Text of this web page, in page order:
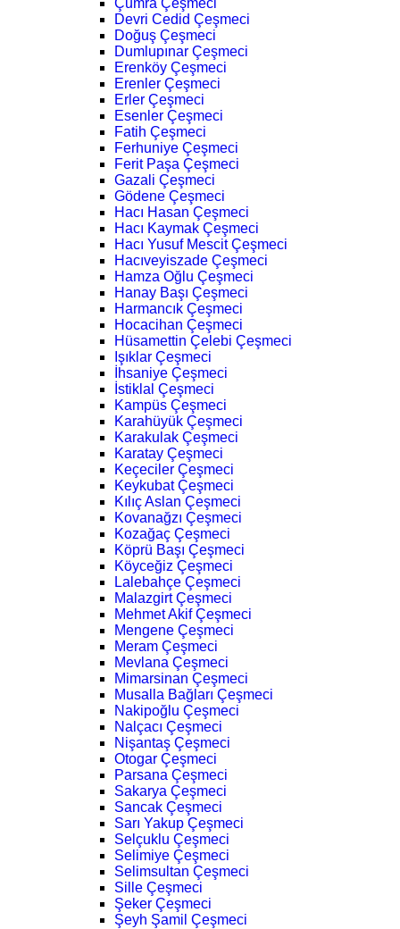
Çumra Çeşmeci
Devri Cedid Çeşmeci
Doğuş Çeşmeci
Dumlupınar Çeşmeci
Erenköy Çeşmeci
Erenler Çeşmeci
Erler Çeşmeci
Esenler Çeşmeci
Fatih Çeşmeci
Ferhuniye Çeşmeci
Ferit Paşa Çeşmeci
Gazali Çeşmeci
Gödene Çeşmeci
Hacı Hasan Çeşmeci
Hacı Kaymak Çeşmeci
Hacı Yusuf Mescit Çeşmeci
Hacıveyiszade Çeşmeci
Hamza Oğlu Çeşmeci
Hanay Başı Çeşmeci
Harmancık Çeşmeci
Hocacihan Çeşmeci
Hüsamettin Çelebi Çeşmeci
Işıklar Çeşmeci
İhsaniye Çeşmeci
İstiklal Çeşmeci
Kampüs Çeşmeci
Karahüyük Çeşmeci
Karakulak Çeşmeci
Karatay Çeşmeci
Keçeciler Çeşmeci
Keykubat Çeşmeci
Kılıç Aslan Çeşmeci
Kovanağzı Çeşmeci
Kozağaç Çeşmeci
Köprü Başı Çeşmeci
Köyceğiz Çeşmeci
Lalebahçe Çeşmeci
Malazgirt Çeşmeci
Mehmet Akif Çeşmeci
Mengene Çeşmeci
Meram Çeşmeci
Mevlana Çeşmeci
Mimarsinan Çeşmeci
Musalla Bağları Çeşmeci
Nakipoğlu Çeşmeci
Nalçacı Çeşmeci
Nişantaş Çeşmeci
Otogar Çeşmeci
Parsana Çeşmeci
Sakarya Çeşmeci
Sancak Çeşmeci
Sarı Yakup Çeşmeci
Selçuklu Çeşmeci
Selimiye Çeşmeci
Selimsultan Çeşmeci
Sille Çeşmeci
Şeker Çeşmeci
Şeyh Şamil Çeşmeci